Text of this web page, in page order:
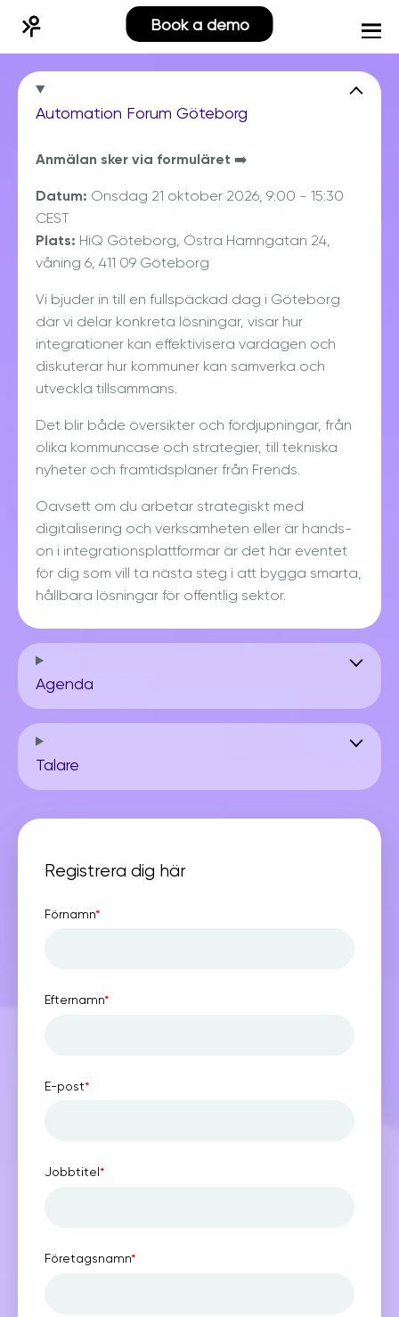
Book a demo
Automation Forum Göteborg
Anmälan sker via formuläret ➡️
Datum: Onsdag 21 oktober 2026, 9:00 - 15:30
CEST
Plats: HiQ Göteborg, Östra Hamngatan 24,
våning 6, 411 09 Göteborg
Vi bjuder in till en fullspäckad dag i Göteborg
där vi delar konkreta lösningar, visar hur
integrationer kan effektivisera vardagen och
diskuterar hur kommuner kan samverka och
utveckla tillsammans.
Det blir både översikter och fördjupningar, från
olika kommuncase och strategier, till tekniska
nyheter och framtidsplaner från Frends.
Oavsett om du arbetar strategiskt med
digitalisering och verksamheten eller är hands-
on i integrationsplattformar är det här eventet
för dig som vill ta nästa steg i att bygga smarta,
hållbara lösningar för offentlig sektor.
Agenda
Talare
Registrera dig här
Förnamn*
Efternamn*
E-post*
Jobbtitel*
Företagsnamn*